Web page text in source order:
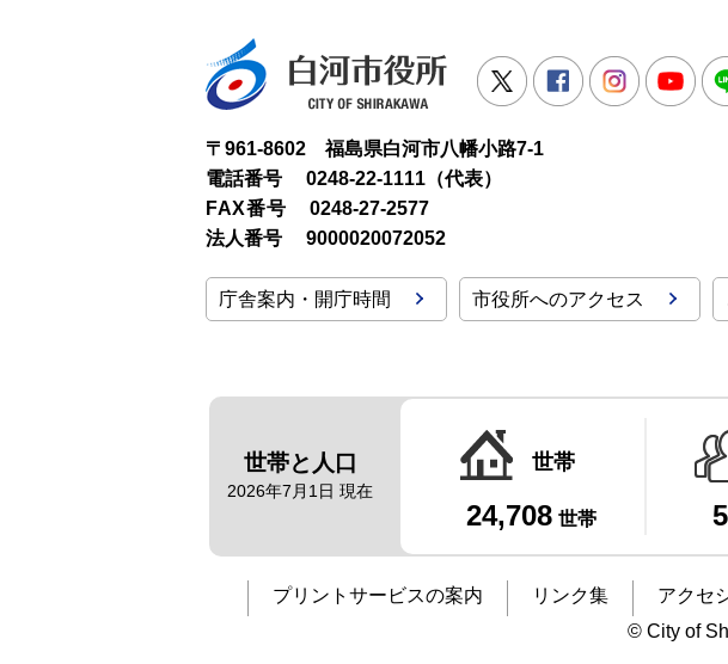
白河市役所
Twitter FacebookInstagram
〒961-8602 福島県白河市八幡小路7-1
電話番号
0248-22-1111（代表）
FAX番号
0248-27-2577
法人番号
9000020072052
庁舎案内・開庁時間 市役所へのアクセス
世帯と人口
2026年7月1日 現在
世帯
24,708 世帯
プリントサービスの案内 リンク集 アクセ
© City of